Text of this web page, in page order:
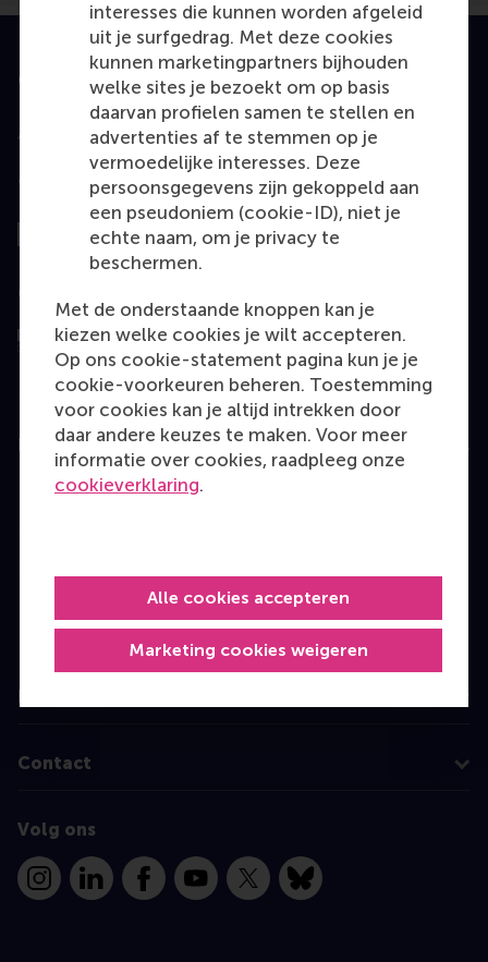
interesses die kunnen worden afgeleid
uit je surfgedrag. Met deze cookies
kunnen marketingpartners bijhouden
welke sites je bezoekt om op basis
daarvan profielen samen te stellen en
advertenties af te stemmen op je
vermoedelijke interesses. Deze
persoonsgegevens zijn gekoppeld aan
een pseudoniem (cookie-ID), niet je
echte naam, om je privacy te
beschermen.
Met de onderstaande knoppen kan je
kiezen welke cookies je wilt accepteren.
Op ons cookie-statement pagina kun je je
cookie-voorkeuren beheren. Toestemming
voor cookies kan je altijd intrekken door
daar andere keuzes te maken. Voor meer
informatie over cookies, raadpleeg onze
cookieverklaring.
Marketing cookies weigeren
Alle cookies accepteren
Geaccrediteerd door
Top gerangschikt
Geëvalueerd door
Education
Bachelor
Executive Education
Information for
Contact
Volg ons
InstagramLinkedInFacebookYouTube
X Bluesky